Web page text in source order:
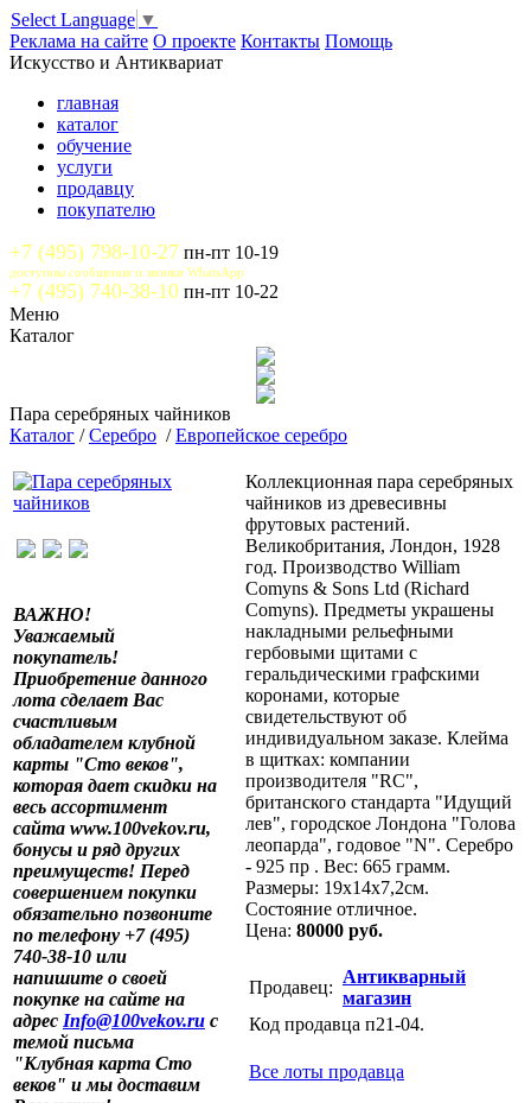
Select Language ▼
Реклама на сайте О проекте Контакты Помощь
Искусство и Антиквариат
главная
каталог
обучение
услуги
продавцу
покупателю
+7 (495) 798-10-27 пн-пт 10-19
доступны сообщения и звонки WhatsApp
+7 (495) 740-38-10 пн-пт 10-22
Меню
Каталог
Пара серебряных чайников
Каталог /Серебро /Европейское серебро
ВАЖНО!
Уважаемый
покупатель!
Приобретение данного
лота сделает Вас
счастливым
обладателем клубной
карты "Сто веков",
которая дает скидки на
весь ассортимент
сайта www.100vekov.ru,
бонусы и ряд других
преимуществ! Перед
совершением покупки
обязательно позвоните
по телефону +7 (495)
740-38-10 или
напишите о своей
покупке на сайте на
адрес Info@100vekov.ru с
темой письма
"Клубная карта Сто
веков" и мы доставим
Коллекционная пара серебряных
чайников из древесивны
фрутовых растений.
Великобритания, Лондон, 1928
год. Производство William
Comyns & Sons Ltd (Richard
Comyns). Предметы украшены
накладными рельефными
гербовыми щитами с
геральдическими графскими
коронами, которые
свидетельствуют об
индивидуальном заказе. Клейма
в щитках: компании
производителя "RC",
британского стандарта "Идущий
лев", городское Лондона "Голова
леопарда", годовое "N". Серебро
- 925 пр . Вес: 665 грамм.
Размеры: 19x14x7,2см.
Состояние отличное.
Цена: 80000 руб.
Продавец:
Антикварный
магазин
Код продавца п21-04.
Все лоты продавца